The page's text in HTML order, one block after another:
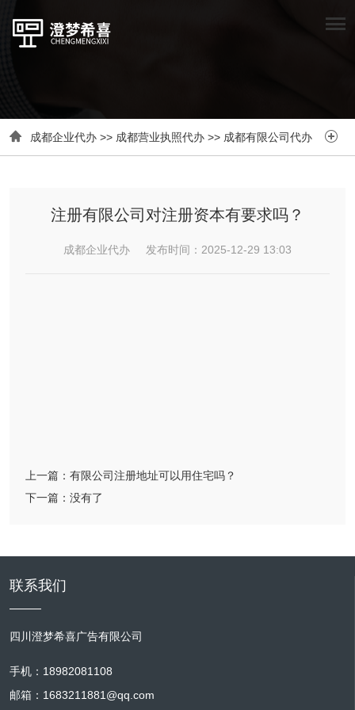
 成都企业代办 >> 成都营业执照代办 >> 成都有限公司代办 
注册有限公司对注册资本有要求吗？
成都企业代办 发布时间：2025-12-29 13:03
上一篇： 有限公司注册地址可以用住宅吗？
下一篇： 没有了
联系我们
四川澄梦希喜广告有限公司
手机：18982081108
邮箱：1683211881@qq.com